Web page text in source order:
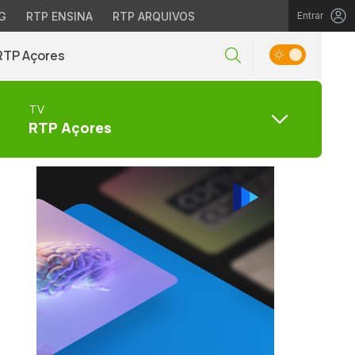
RTP ENSINA RTP ARQUIVOS Entrar
Açores
TV
RTP Açores